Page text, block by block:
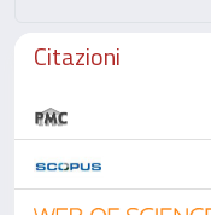
Citazioni